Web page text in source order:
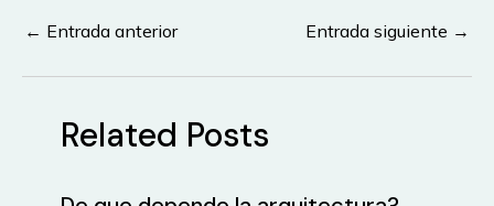
Navegación
entradas
← Entrada anterior Entrada siguiente →
Related Posts